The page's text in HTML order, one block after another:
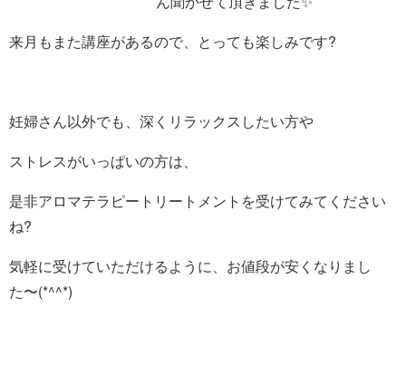
来月もまた講座があるので、とっても楽しみです?
妊婦さん以外でも、深くリラックスしたい方や
ストレスがいっぱいの方は、
是非アロマテラピートリートメントを受けてみてください
ね?
気軽に受けていただけるように、お値段が安くなりまし
た〜(*^^*)